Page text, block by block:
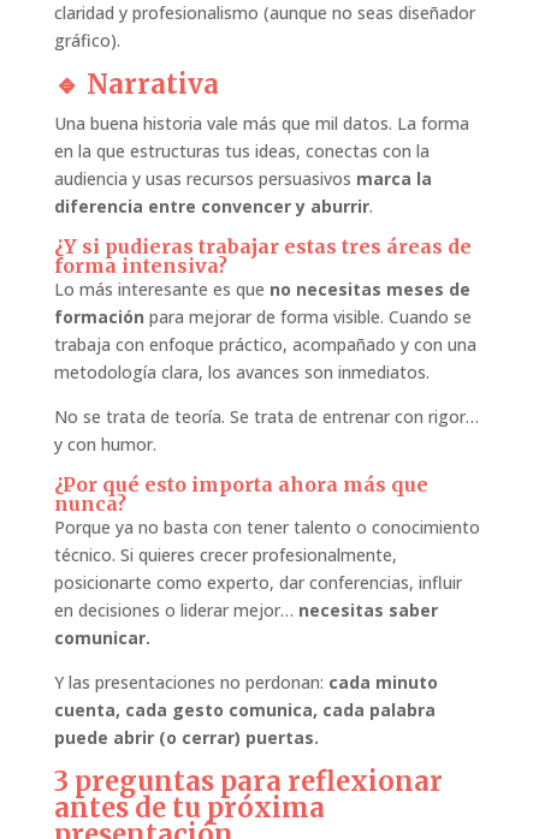
claridad y profesionalismo (aunque no seas diseñador
gráfico).
🔹 Narrativa
Una buena historia vale más que mil datos. La forma
en la que estructuras tus ideas, conectas con la
audiencia y usas recursos persuasivos marca la
diferencia entre convencer y aburrir.
¿Y si pudieras trabajar estas tres áreas de
forma intensiva?
Lo más interesante es que no necesitas meses de
formación para mejorar de forma visible. Cuando se
trabaja con enfoque práctico, acompañado y con una
metodología clara, los avances son inmediatos.
No se trata de teoría. Se trata de entrenar con rigor…
y con humor.
¿Por qué esto importa ahora más que
nunca?
Porque ya no basta con tener talento o conocimiento
técnico. Si quieres crecer profesionalmente,
posicionarte como experto, dar conferencias, influir
en decisiones o liderar mejor… necesitas saber
comunicar.
Y las presentaciones no perdonan: cada minuto
cuenta, cada gesto comunica, cada palabra
puede abrir (o cerrar) puertas.
3 preguntas para reflexionar
antes de tu próxima